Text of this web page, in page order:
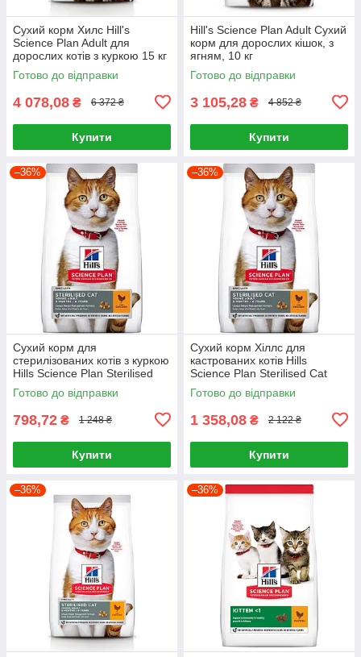
Сухий корм Хилс Hill's
Science Plan Adult для
дорослих котів з куркою 15 кг
Готово до відправки
4 078,08 ₴ 6 372 ₴
Купити
Hill's Science Plan Adult Сухий
корм для дорослих кішок, з
ягням, 10 кг
Готово до відправки
3 105,28 ₴ 4 852 ₴
Купити
–36%
Сухий корм для
стерилізованих котів з куркою
Hills Science Plan Sterilised
Cat Young Adult Chicken 1,5кг
Готово до відправки
798,72 ₴ 1 248 ₴
Купити
–36%
Сухий корм Хіллс для
кастрованих котів Hills
Science Plan Sterilised Cat
Young Adult Chicken 3кг
Готово до відправки
1 358,08 ₴ 2 122 ₴
Купити
–36% –36%